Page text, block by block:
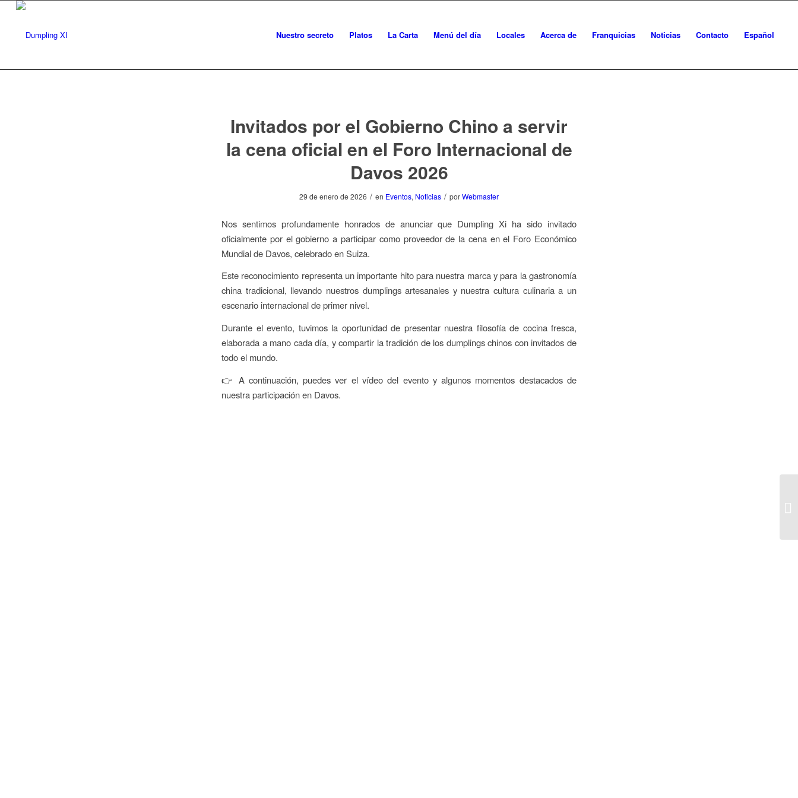
Nuestro secreto Platos La Carta Menú del día Locales Acerca de Franquicias Noticias Contacto Español
Invitados por el Gobierno Chino a servir
la cena oficial en el Foro Internacional de
Davos 2026
29 de enero de 2026 / en Eventos, Noticias / porWebmaster
Nos sentimos profundamente honrados de anunciar que Dumpling Xi ha sido invitado
oficialmente por el gobierno a participar como proveedor de la cena en el Foro Económico
Mundial de Davos, celebrado en Suiza.
Este reconocimiento representa un importante hito para nuestra marca y para la gastronomía
china tradicional, llevando nuestros dumplings artesanales y nuestra cultura culinaria a un
escenario internacional de primer nivel.
Durante el evento, tuvimos la oportunidad de presentar nuestra filosofía de cocina fresca,
elaborada a mano cada día, y compartir la tradición de los dumplings chinos con invitados de
todo el mundo.
👉 A continuación, puedes ver el vídeo del evento y algunos momentos destacados de
nuestra participación en Davos.